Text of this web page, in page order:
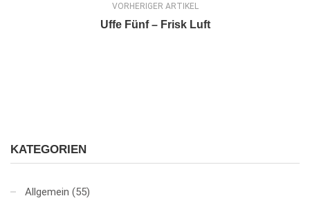
VORHERIGER ARTIKEL
Uffe Fünf – Frisk Luft
KATEGORIEN
Allgemein (55)